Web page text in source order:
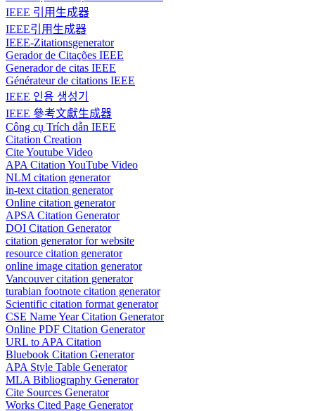
IEEE 引用生成器
IEEE引用生成器
IEEE-Zitationsgenerator
Gerador de Citações IEEE
Generador de citas IEEE
Générateur de citations IEEE
IEEE 인용 생성기
IEEE 參考文獻生成器
Công cụ Trích dẫn IEEE
Citation Creation
Cite Youtube Video
APA Citation YouTube Video
NLM citation generator
in-text citation generator
Online citation generator
APSA Citation Generator
DOI Citation Generator
citation generator for website
resource citation generator
online image citation generator
Vancouver citation generator
turabian footnote citation generator
Scientific citation format generator
CSE Name Year Citation Generator
Online PDF Citation Generator
URL to APA Citation
Bluebook Citation Generator
APA Style Table Generator
MLA Bibliography Generator
Cite Sources Generator
Works Cited Page Generator